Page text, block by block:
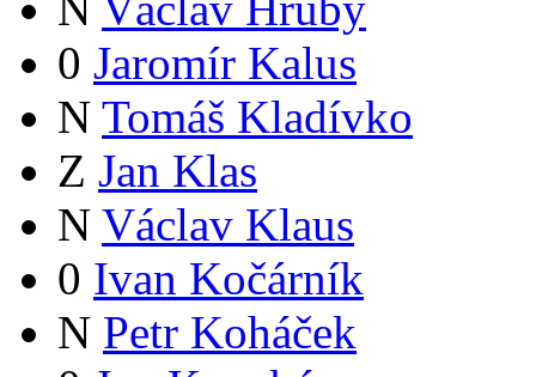
0 Jaromír Kalus
N Tomáš Kladívko
Z Jan Klas
N Václav Klaus
0 Ivan Kočárník
N Petr Koháček